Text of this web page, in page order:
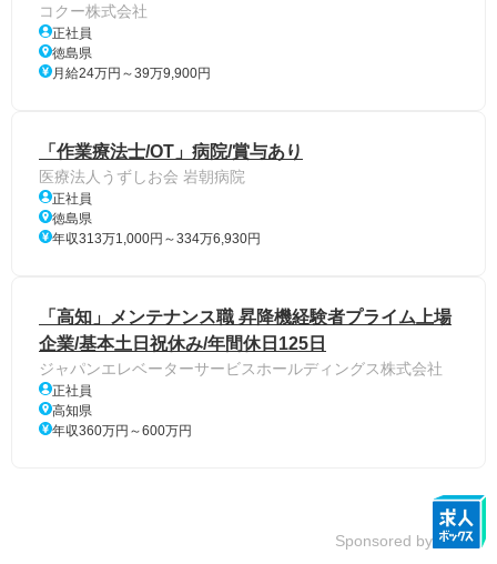
コクー株式会社
正社員
徳島県
月給24万円～39万9,900円
「作業療法士/OT」病院/賞与あり
医療法人うずしお会 岩朝病院
正社員
徳島県
年収313万1,000円～334万6,930円
「高知」メンテナンス職 昇降機経験者プライム上場
企業/基本土日祝休み/年間休日125日
ジャパンエレベーターサービスホールディングス株式会社
正社員
高知県
年収360万円～600万円
Sponsored by